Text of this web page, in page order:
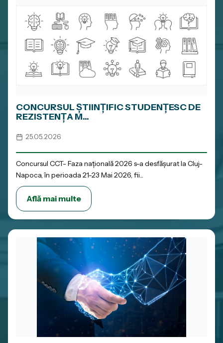
CONCURSUL ȘTIINȚIFIC STUDENȚESC DE
REZISTENȚA M...
25.05.2026
Concursul CCT- Faza națională 2026 s-a desfășurat la Cluj-
Napoca, în perioada 21-23 Mai 2026, fii...
Află mai multe